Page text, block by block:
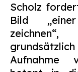
Scholz
Bild
Aufnahme